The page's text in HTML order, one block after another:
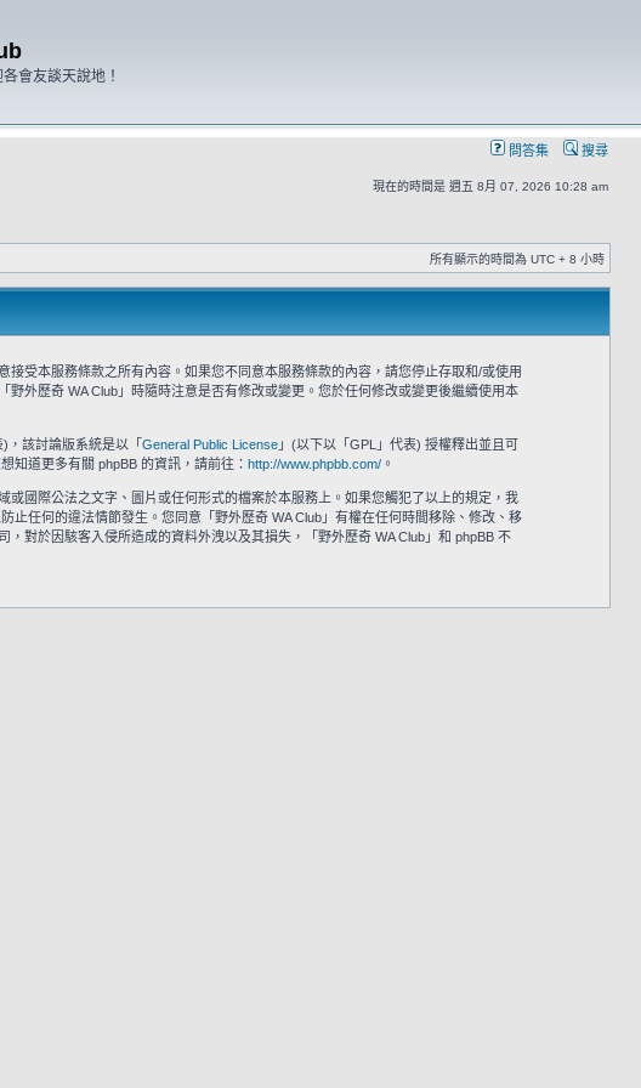
會友談天說地！
問答集 搜尋
現在的時間是 週五 8月 07, 2026 10:28 am
所有顯示的時間為 UTC + 8 小時
受本服務條款之所有內容。如果您不同意本服務條款的內容，請您停止存取和/或使用
外歷奇 WA Club」時隨時注意是否有修改或變更。您於任何修改或變更後繼續使用本
，該討論版系統是以「 General Public License」(以下以「GPL」代表) 授權釋出並且可
知道更多有關 phpBB 的資訊，請前往： http://www.phpbb.com/。
國際公法之文字、圖片或任何形式的檔案於本服務上。如果您觸犯了以上的規定，我
任何的違法情節發生。您同意「野外歷奇 WA Club」有權在任何時間移除、修改、移
對於因駭客入侵所造成的資料外洩以及其損失，「野外歷奇 WA Club」和 phpBB 不